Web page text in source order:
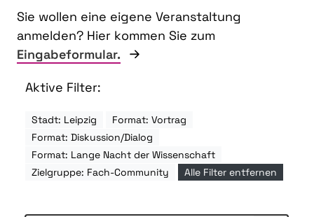
Sie wollen eine eigene Veranstaltung
anmelden? Hier kommen Sie zum
Eingabeformular.
Aktive Filter:
Stadt: Leipzig
Format: Vortrag
Format: Diskussion/Dialog
Format: Lange Nacht der Wissenschaft
Zielgruppe: Fach-Community
Alle Filter entfernen